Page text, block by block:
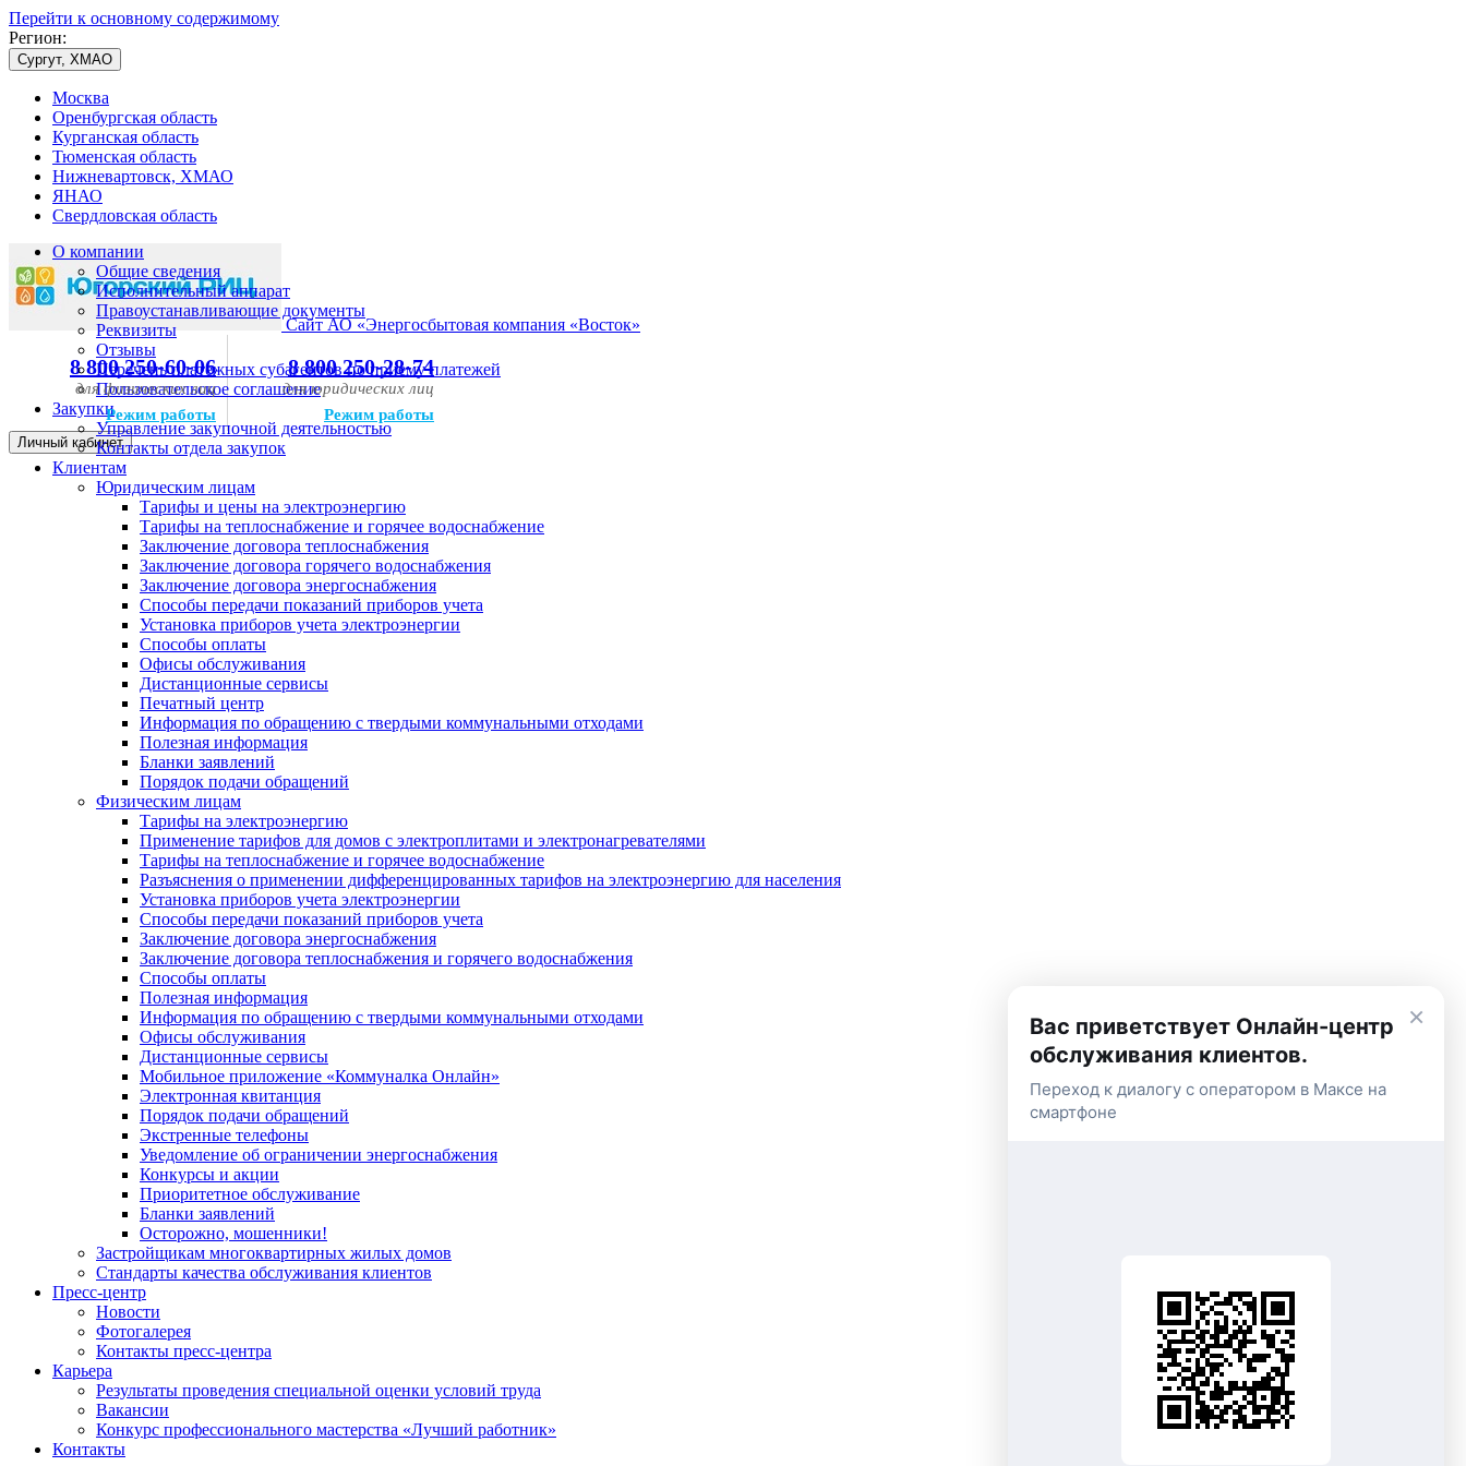
Перейти к основному содержимому
Регион:
Сургут, ХМАО
Москва
Оренбургская область
Курганская область
Тюменская область
Нижневартовск, ХМАО
ЯНАО
Свердловская область
Сайт АО «Энергосбытовая компания «Восток»
8 800 250-60-06
для физических лиц
Режим работы
8 800 250-28-74
для юридических лиц
Режим работы
Личный кабинет
О компании
Общие сведения
Исполнительный аппарат
Правоустанавливающие документы
Реквизиты
Отзывы
Перечень платежных субагентов по приему платежей
Пользовательское соглашение
Закупки
Управление закупочной деятельностью
Контакты отдела закупок
Клиентам
Юридическим лицам
Тарифы и цены на электроэнергию
Тарифы на теплоснабжение и горячее водоснабжение
Заключение договора теплоснабжения
Заключение договора горячего водоснабжения
Заключение договора энергоснабжения
Способы передачи показаний приборов учета
Установка приборов учета электроэнергии
Способы оплаты
Офисы обслуживания
Дистанционные сервисы
Печатный центр
Информация по обращению с твердыми коммунальными отходами
Полезная информация
Бланки заявлений
Порядок подачи обращений
Физическим лицам
Тарифы на электроэнергию
Применение тарифов для домов с электроплитами и электронагревателями
Тарифы на теплоснабжение и горячее водоснабжение
Разъяснения о применении дифференцированных тарифов на электроэнергию для населения
Установка приборов учета электроэнергии
Способы передачи показаний приборов учета
Заключение договора энергоснабжения
Заключение договора теплоснабжения и горячего водоснабжения
Способы оплаты
Полезная информация
Информация по обращению с твердыми коммунальными отходами
Офисы обслуживания
Дистанционные сервисы
Мобильное приложение «Коммуналка Онлайн»
Электронная квитанция
Порядок подачи обращений
Экстренные телефоны
Уведомление об ограничении энергоснабжения
Конкурсы и акции
Приоритетное обслуживание
Бланки заявлений
Осторожно, мошенники!
Застройщикам многоквартирных жилых домов
Стандарты качества обслуживания клиентов
Пресс-центр
Новости
Фотогалерея
Контакты пресс-центра
Карьера
Результаты проведения специальной оценки условий труда
Вакансии
Конкурс профессионального мастерства «Лучший работник»
Контакты
×
Вас приветствует Онлайн-центр
обслуживания клиентов.
Переход к диалогу с оператором в Максе на
смартфоне